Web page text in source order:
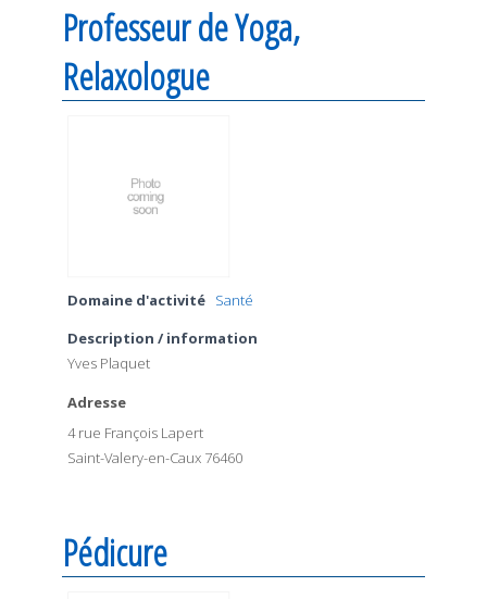
Professeur de Yoga,
Relaxologue
Domaine d'activité Santé
Description / information
Yves Plaquet
Adresse
4 rue François Lapert
Saint-Valery-en-Caux 76460
Pédicure